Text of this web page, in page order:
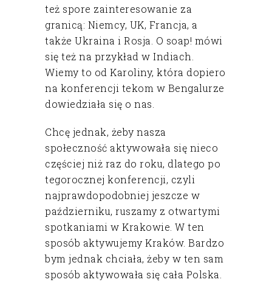
też spore zainteresowanie za
granicą: Niemcy, UK, Francja, a
także Ukraina i Rosja. O soap! mówi
się też na przykład w Indiach.
Wiemy to od Karoliny, która dopiero
na konferencji tekom w Bengalurze
dowiedziała się o nas.
Chcę jednak, żeby nasza
społeczność aktywowała się nieco
częściej niż raz do roku, dlatego po
tegorocznej konferencji, czyli
najprawdopodobniej jeszcze w
październiku, ruszamy z otwartymi
spotkaniami w Krakowie. W ten
sposób aktywujemy Kraków. Bardzo
bym jednak chciała, żeby w ten sam
sposób aktywowała się cała Polska.